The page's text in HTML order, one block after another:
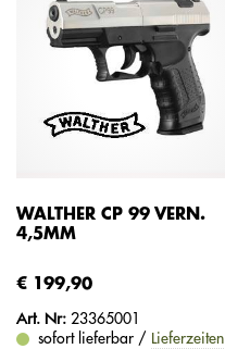
WALTHER CP 99 VERN.
4,5MM
€ 199,90
Art. Nr: 23365001
sofort lieferbar / Lieferzeiten